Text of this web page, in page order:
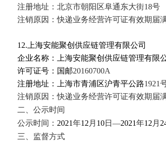
注册地址：北京市朝阳区阜通东大街18号
注销原因：快递业务经营许可证有效期 届
12.上海安能聚创供应链管理有限公司
企业名称：上海安能聚创供应链管理有限
许可证号：国邮20160700A
注册地址：上海市青浦区沪青平公路1921
注销原因：快递业务经营许可证有效期届
二、公示时间
公示时间： 2021年12 月 10日—2021年12 月
三、监督方式